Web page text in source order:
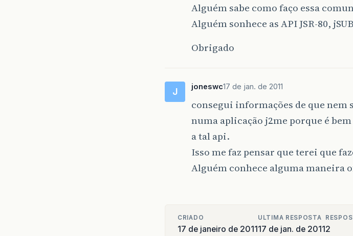
Alguém sabe como faço essa
Alguém sonhece as API JSR-80,
Obrigado
J joneswc17 de jan. de 2011
consegui informações de que nem
numa aplicação j2me porque é
a tal api.
Isso me faz pensar que terei que
Alguém conhece alguma maneira
CRIADO
17 de janeiro de 2011
ULTIMA RESPOSTA
17 de jan. de 20112